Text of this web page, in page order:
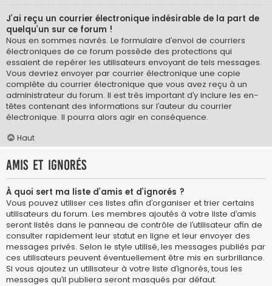
J’ai reçu un courrier électronique indésirable de la part de
quelqu’un sur ce forum !
Nous en sommes navrés. Le formulaire d’envoi de courriers
électroniques de ce forum possède des protections qui
essaient de repérer les utilisateurs envoyant de tels messages.
Vous devriez envoyer par courrier électronique une copie
complète du courrier électronique que vous avez reçu à un
administrateur du forum. Il est très important d’y inclure les en-
têtes contenant des informations sur l’auteur du courrier
électronique. Il pourra alors agir en conséquence.
Haut
Amis et ignorés
À quoi sert ma liste d’amis et d’ignorés ?
Vous pouvez utiliser ces listes afin d’organiser et trier certains
utilisateurs du forum. Les membres ajoutés à votre liste d’amis
seront listés dans le panneau de contrôle de l’utilisateur afin de
consulter rapidement leur statut en ligne et leur envoyer des
messages privés. Selon le style utilisé, les messages publiés par
ces utilisateurs peuvent éventuellement être mis en surbrillance.
Si vous ajoutez un utilisateur à votre liste d’ignorés, tous les
messages qu’il publiera seront masqués par défaut.